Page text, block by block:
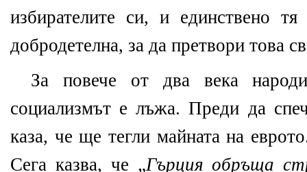
избирателите си, и единствено
добродетелна, за да претвори това
За повече от два века
социализмът е лъжа. Преди да
каза, че ще тегли майната на
Сега казва, че „Гърция обръща